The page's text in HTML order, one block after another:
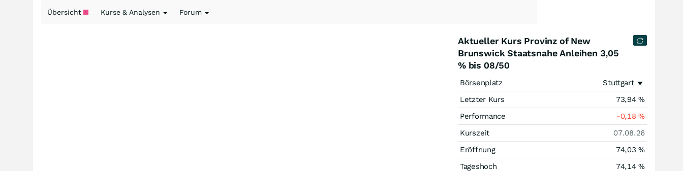
Übersicht Kurse & Analysen Forum
Aktueller Kurs Provinz of New
Brunswick Staatsnahe Anleihen 3,05
% bis 08/50
Börsenplatz
Stuttgart
Letzter Kurs
73,94 %
Performance
-0,18%
Kurszeit
07.08.26
Eröffnung
74,03 %
Tageshoch
74,14 %